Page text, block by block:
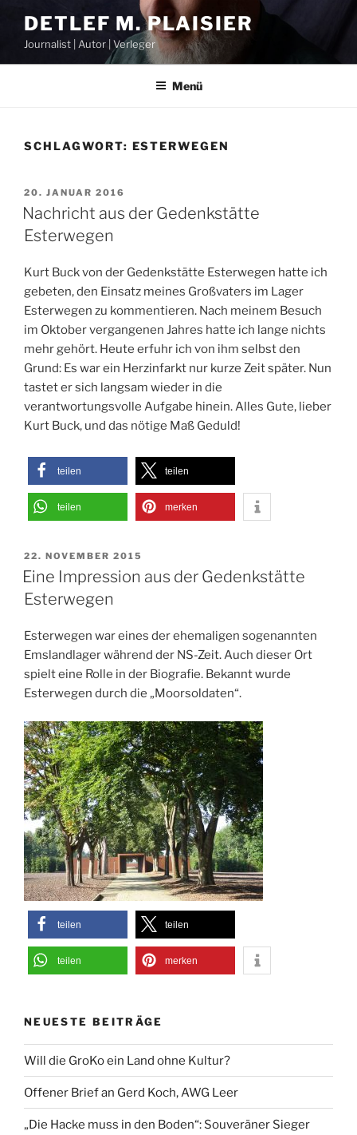
Inhalt
springen
DETLEF M. PLAISIER
Journalist | Autor | Verleger
Menü
SCHLAGWORT: ESTERWEGEN
VERÖFFENTLICHT
AM
20. JANUAR 2016
Nachricht aus der Gedenkstätte
Esterwegen
Kurt Buck von der Gedenkstätte Esterwegen hatte ich
gebeten, den Einsatz meines Großvaters im Lager
Esterwegen zu kommentieren. Nach meinem Besuch
im Oktober vergangenen Jahres hatte ich lange nichts
mehr gehört. Heute erfuhr ich von ihm selbst den
Grund: Es war ein Herzinfarkt nur kurze Zeit später. Nun
tastet er sich langsam wieder in die
verantwortungsvolle Aufgabe hinein. Alles Gute, lieber
Kurt Buck, und das nötige Maß Geduld!
teilen teilen
teilen merken
VERÖFFENTLICHT
AM
22. NOVEMBER 2015
Eine Impression aus der Gedenkstätte
Esterwegen
Esterwegen war eines der ehemaligen sogenannten
Emslandlager während der NS-Zeit. Auch dieser Ort
spielt eine Rolle in der Biografie. Bekannt wurde
Esterwegen durch die „Moorsoldaten“.
teilen teilen
teilen merken
NEUESTE BEITRÄGE
Will die GroKo ein Land ohne Kultur?
Offener Brief an Gerd Koch, AWG Leer
„Die Hacke muss in den Boden“: Souveräner Sieger